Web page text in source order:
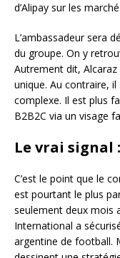
d’Alipay sur les
L’ambassadeur sera
du groupe. On y
Autrement dit,
unique. Au contraire,
complexe. Il est plus
B2B2C via un visage
Le vrai signal
C’est le point que le
est pourtant le plus
seulement deux mois
International a
argentine de football.